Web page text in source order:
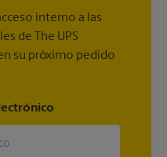
interno a las
de The UPS
su próximo pedido